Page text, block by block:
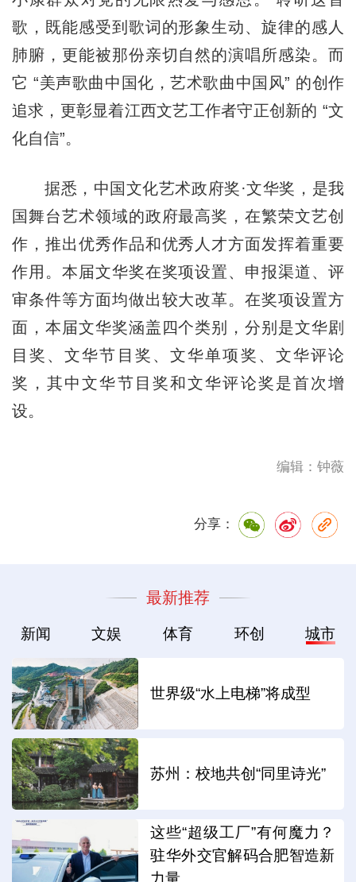
歌，既能感受到歌词的形象生动、旋律的感人
肺腑，更能被那份亲切自然的演唱所感染。而
它 “美声歌曲中国化，艺术歌曲中国风” 的创作
追求，更彰显着江西文艺工作者守正创新的 “文
化自信”。
据悉，中国文化艺术政府奖·文华奖，是我
国舞台艺术领域的政府最高奖，在繁荣文艺创
作，推出优秀作品和优秀人才方面发挥着重要
作用。本届文华奖在奖项设置、申报渠道、评
审条件等方面均做出较大改革。在奖项设置方
面，本届文华奖涵盖四个类别，分别是文华剧
目奖、文华节目奖、文华单项奖、文华评论
奖，其中文华节目奖和文华评论奖是首次增
设。
编辑：钟薇
分享：
最新推荐
新闻 文娱 体育 环创 城市
世界级“水上电梯”将成型
苏州：校地共创“同里诗光”
这些“超级工厂”有何魔力？
驻华外交官解码合肥智造新
力量